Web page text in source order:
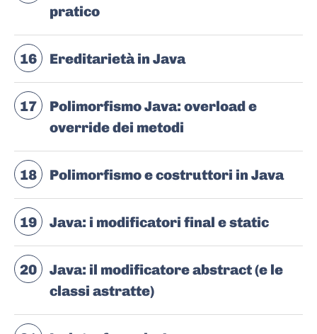
pratico
16 Ereditarietà in Java
17
Polimorfismo Java: overload e
override dei metodi
18 Polimorfismo e costruttori in Java
19 Java: i modificatori final e static
20
Java: il modificatore abstract (e le
classi astratte)